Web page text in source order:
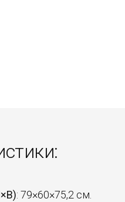
: 79×60×75,2 см.